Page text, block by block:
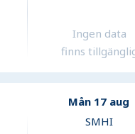
Ingen data
finns
Mån 17 aug
SMHI